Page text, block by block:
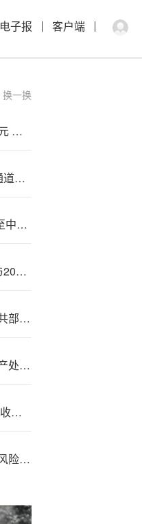
电子报 客户端
换一换
2—4股获融资{净}买入额超1亿元 胜宏科技居首
宝付.支付为300%高利贷提供通道，“乱扣钱”引发上万投诉
电?力设备牛<市>“尚处于早期至中期”，摩根大通：美国电网升级尚未启动，中国企业有突破美国市场潜力
投资者关?注:美联储会议纪要与2026年乐观前景，黄金小幅上涨
韩国科技部.与英伟达讨论在公共部门加强人工智能合作
农行赵华杰.：建立健全不良资产处置长效工作机制，运用诉讼、仲裁等方式推进多元化清收
在岸‘人’民币兑美元较周一夜盘收盘涨52点
中—国人保副总,裁于泽谈大灾风险：目前损失最大的险种为农险